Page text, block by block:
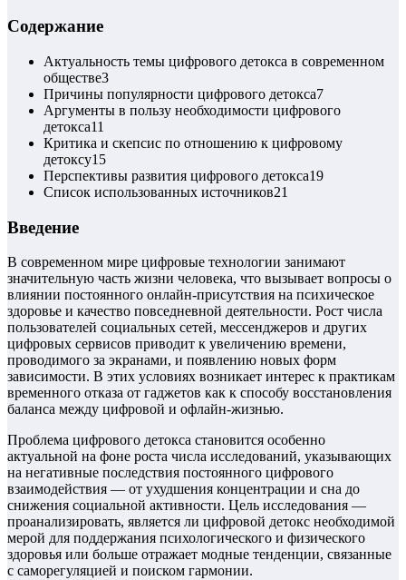
Содержание
Актуальность темы цифрового детокса в современном
обществе3
Причины популярности цифрового детокса7
Аргументы в пользу необходимости цифрового
детокса11
Критика и скепсис по отношению к цифровому
детоксу15
Перспективы развития цифрового детокса19
Список использованных источников21
Введение
В современном мире цифровые технологии занимают
значительную часть жизни человека, что вызывает вопросы о
влиянии постоянного онлайн-присутствия на психическое
здоровье и качество повседневной деятельности. Рост числа
пользователей социальных сетей, мессенджеров и других
цифровых сервисов приводит к увеличению времени,
проводимого за экранами, и появлению новых форм
зависимости. В этих условиях возникает интерес к практикам
временного отказа от гаджетов как к способу восстановления
баланса между цифровой и офлайн-жизнью.
Проблема цифрового детокса становится особенно
актуальной на фоне роста числа исследований, указывающих
на негативные последствия постоянного цифрового
взаимодействия — от ухудшения концентрации и сна до
снижения социальной активности. Цель исследования —
проанализировать, является ли цифровой детокс необходимой
мерой для поддержания психологического и физического
здоровья или больше отражает модные тенденции, связанные
с саморегуляцией и поиском гармонии.